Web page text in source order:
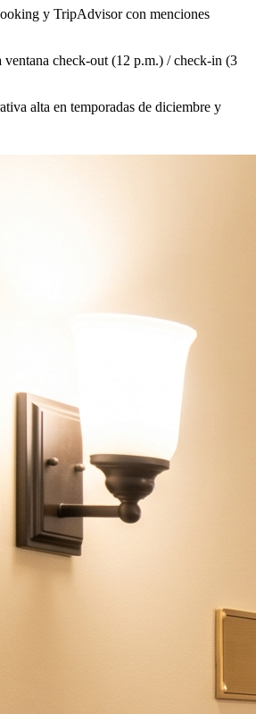
y TripAdvisor con menciones
ventana check-out (12 p.m.) / check-in (3
alta en temporadas de diciembre y